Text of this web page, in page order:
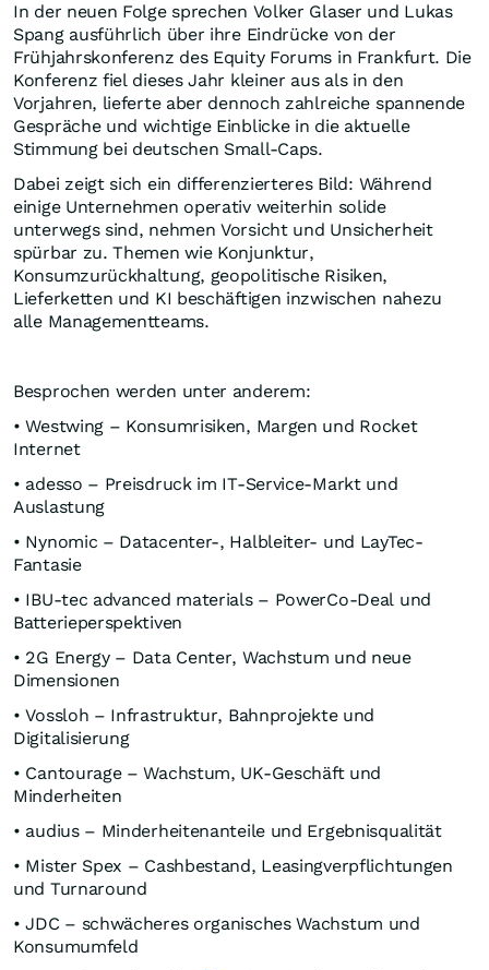
In der neuen Folge sprechen Volker Glaser und Lukas
Spang ausführlich über ihre Eindrücke von der
Frühjahrskonferenz des Equity Forums in Frankfurt. Die
Konferenz fiel dieses Jahr kleiner aus als in den
Vorjahren, lieferte aber dennoch zahlreiche spannende
Gespräche und wichtige Einblicke in die aktuelle
Stimmung bei deutschen Small-Caps.
Dabei zeigt sich ein differenzierteres Bild: Während
einige Unternehmen operativ weiterhin solide
unterwegs sind, nehmen Vorsicht und Unsicherheit
spürbar zu. Themen wie Konjunktur,
Konsumzurückhaltung, geopolitische Risiken,
Lieferketten und KI beschäftigen inzwischen nahezu
alle Managementteams.
Besprochen werden unter anderem:
• Westwing – Konsumrisiken, Margen und Rocket
Internet
• adesso – Preisdruck im IT-Service-Markt und
Auslastung
• Nynomic – Datacenter-, Halbleiter- und LayTec-
Fantasie
• IBU-tec advanced materials – PowerCo-Deal und
Batterieperspektiven
• 2G Energy – Data Center, Wachstum und neue
Dimensionen
• Vossloh – Infrastruktur, Bahnprojekte und
Digitalisierung
• Cantourage – Wachstum, UK-Geschäft und
Minderheiten
• audius – Minderheitenanteile und Ergebnisqualität
• Mister Spex – Cashbestand, Leasingverpflichtungen
und Turnaround
• JDC – schwächeres organisches Wachstum und
Konsumumfeld